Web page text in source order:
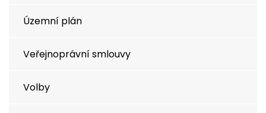
Územní plán
Veřejnoprávní smlouvy
Volby